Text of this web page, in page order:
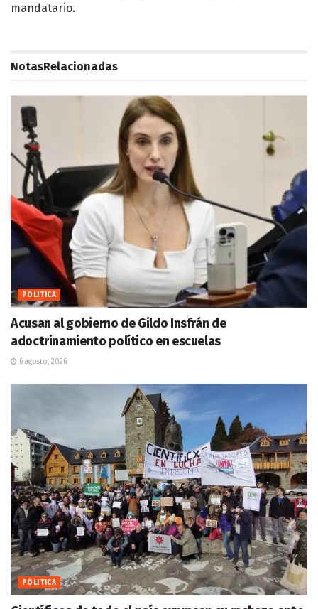
mandatario.
NotasRelacionadas
POLITICA
Acusan al gobierno de Gildo Insfrán de
adoctrinamiento político en escuelas
6 agosto, 2026
POLITICA